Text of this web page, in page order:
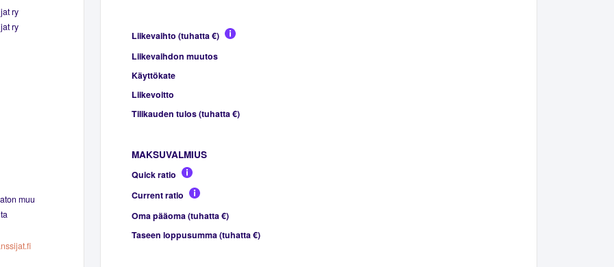
ry
ry
muu
Liikevaihto (tuhatta €)
Liikevaihdon muutos
Käyttökate
Liikevoitto
Tilikauden tulos (tuhatta €)
MAKSUVALMIUS
Quick ratio
Current ratio
Oma pääoma (tuhatta €)
Taseen loppusumma (tuhatta €)